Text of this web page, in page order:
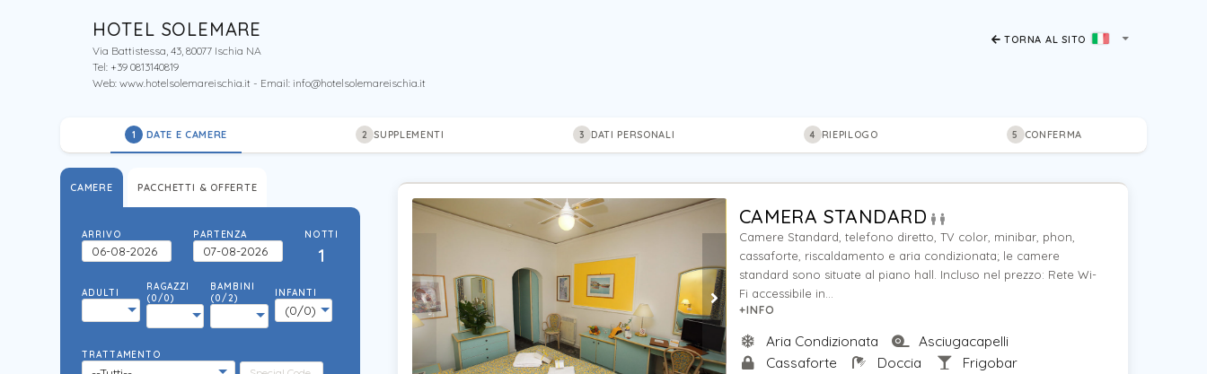
HOTEL SOLEMARE
Via Battistessa, 43, 80077 Ischia NA
Tel: +39 0813140819
Web: www.hotelsolemareischia.it- Email: info@hotelsolemareischia.it
TORNA AL SITO
1 DATE E CAMERE 2 SUPPLEMENTI 3 DATI PERSONALI 4 RIEPILOGO 5 CONFERMA
CAMERE PACCHETTI & OFFERTE
ARRIVO PARTENZA NOTTI
1
ADULTI
RAGAZZI
(0/0)
BAMBINI
(0/2)
INFANTI
TRATTAMENTO
CAMERA STANDARD
Camere Standard, telefono diretto, TV color, minibar, phon,
cassaforte, riscaldamento e aria condizionata; le camere
standard sono situate al piano hall. Incluso nel prezzo: Rete Wi-
Fi accessibile in...
+INFO
Aria Condizionata
Asciugacapelli
Cassaforte
Doccia
Frigobar